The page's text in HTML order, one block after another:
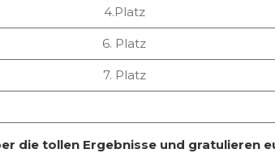
4.Platz
6. Platz
7. Platz
die tollen Ergebnisse und gratulieren